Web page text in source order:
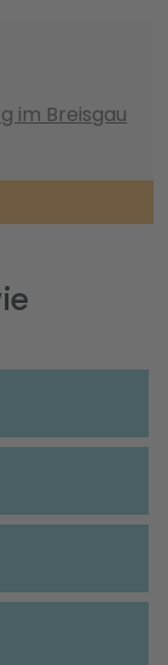
im Breisgau